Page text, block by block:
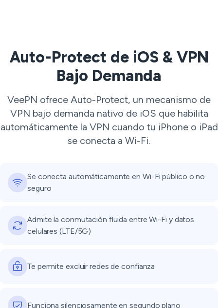
Auto-Protect de iOS & VPN
Bajo Demanda
VeePN ofrece Auto-Protect, un mecanismo de
VPN bajo demanda nativo de iOS que habilita
automáticamente la VPN cuando tu iPhone o iPad
se conecta a Wi-Fi.
Se conecta automáticamente en Wi-Fi público o no
seguro
Admite la conmutación fluida entre Wi-Fi y datos
celulares (LTE/5G)
Te permite excluir redes de confianza
Funciona silenciosamente en segundo plano